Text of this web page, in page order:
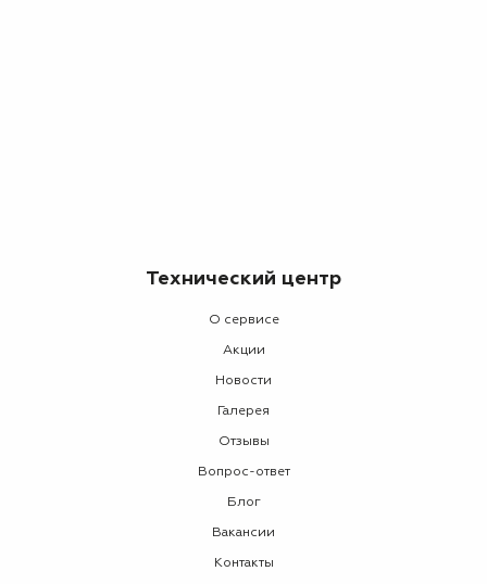
Технический центр
О сервисе
Акции
Новости
Галерея
Отзывы
Вопрос-ответ
Блог
Вакансии
Контакты